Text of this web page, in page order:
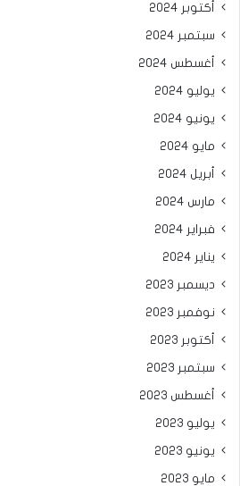
أكتوبر 2024
سبتمبر 2024
أغسطس 2024
يوليو 2024
يونيو 2024
مايو 2024
أبريل 2024
مارس 2024
فبراير 2024
يناير 2024
ديسمبر 2023
نوفمبر 2023
أكتوبر 2023
سبتمبر 2023
أغسطس 2023
يوليو 2023
يونيو 2023
مايو 2023